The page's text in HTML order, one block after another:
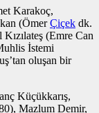
Karakoç,
(ÖmerÇiçek dk.
(Emre Can
İstemi
oluşan bir
Küçükkarış,
Mazlum Demir,